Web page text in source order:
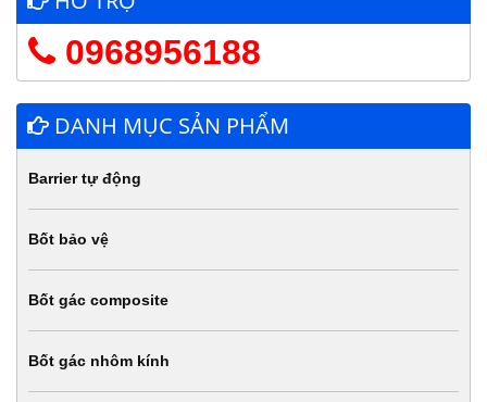
0968956188
DANH MỤC SẢN PHẨM
Barrier tự động
Bốt bảo vệ
Bốt gác composite
Bốt gác nhôm kính